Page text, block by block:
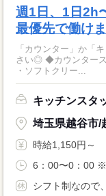
週1日、1日2h
最優先で働けま
「カウンター」か「
さい◎ ◆カウンタースタッフ ・レジでの接客、注文 ・ドリンク作り
・ソフトクリー...
キッチンスタ
埼玉県越谷市/
時給1,150円～
6：00〜0：00 ※
シフト制なので